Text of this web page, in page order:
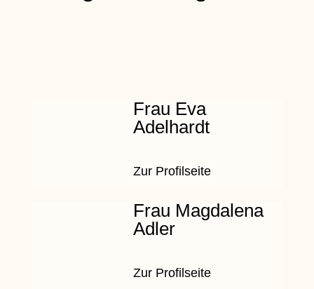
Frau Eva
Adelhardt
Zur Profilseite
Frau Magdalena
Adler
Zur Profilseite